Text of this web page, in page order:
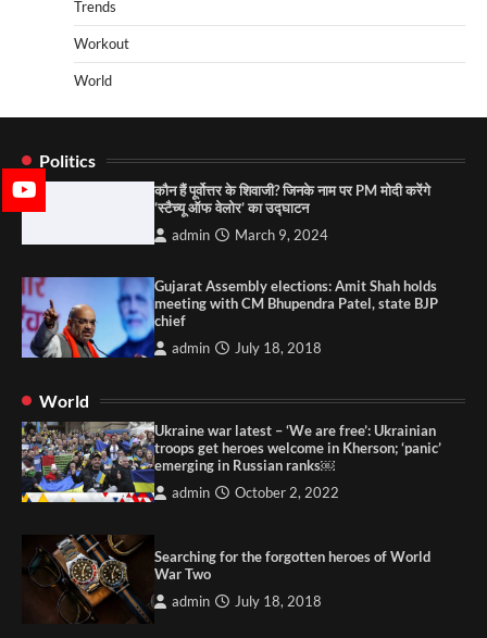
Trends
Workout
World
Politics
कौन हैं पूर्वोत्तर के शिवाजी? जिनके नाम पर PM मोदी करेंगे
‘स्टैच्यू ऑफ वेलोर’ का उद्घाटन
admin March 9, 2024
Gujarat Assembly elections: Amit Shah holds
meeting with CM Bhupendra Patel, state BJP
chief
admin July 18, 2018
World
Ukraine war latest – ‘We are free’: Ukrainian
troops get heroes welcome in Kherson; ‘panic’
emerging in Russian ranks￼
admin October 2, 2022
Searching for the forgotten heroes of World
War Two
admin July 18, 2018